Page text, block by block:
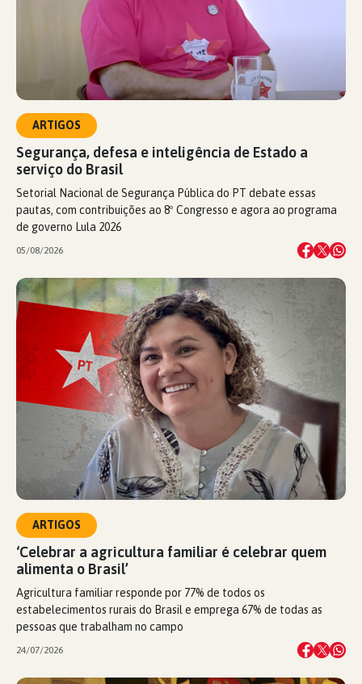
ARTIGOS
Segurança, defesa e inteligência de Estado a
serviço do Brasil
Setorial Nacional de Segurança Pública do PT debate essas
pautas, com contribuições ao 8º Congresso e agora ao programa
de governo Lula 2026
05/08/2026
ARTIGOS
‘Celebrar a agricultura familiar é celebrar quem
alimenta o Brasil’
Agricultura familiar responde por 77% de todos os
estabelecimentos rurais do Brasil e emprega 67% de todas as
pessoas que trabalham no campo
24/07/2026